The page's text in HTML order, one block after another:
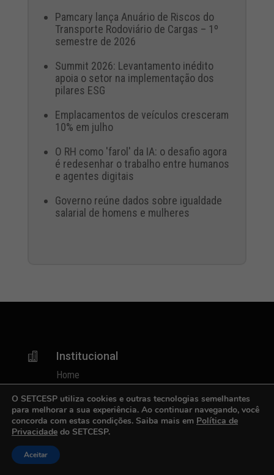
Pamcary lança Anuário de Riscos do
Transporte Rodoviário de Cargas – 1º
semestre de 2026
Summit 2026: Levantamento inédito
apoia o setor na implementação dos
pilares ESG
Emplacamentos de veículos cresceram
10% em julho
O RH como 'farol' da IA: o desafio agora
é redesenhar o trabalho entre humanos
e agentes digitais
Governo reúne dados sobre igualdade
salarial de homens e mulheres
 Institucional
Home
Notícias
Eventos e Reuniões
Cursos
Palestras
Publicações
O SETCESP utiliza cookies e outras tecnologias semelhantes
para melhorar a sua experiência. Ao continuar navegando, você
concorda com estas condições. Saiba mais em Política de
Privacidade do SETCESP.
Aceitar